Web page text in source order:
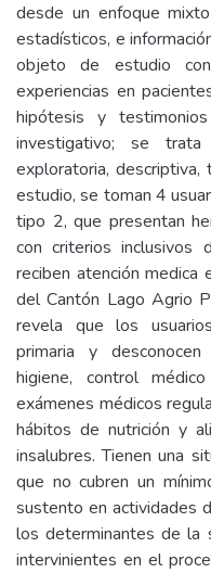
desde un enfoque
estadísticos, e
objeto de estudio
experiencias en
hipótesis y
investigativo; se trata
exploratoria, descriptiva,
estudio, se toman 4
tipo 2, que presentan
con criterios
reciben atención
del Cantón Lago Agrio
revela que los
primaria y
higiene, control
exámenes médicos
hábitos de nutrición y
insalubres. Tienen una
que no cubren un
sustento en actividades
los determinantes de la
intervinientes en el